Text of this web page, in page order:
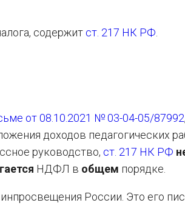
содержит ст. 217 НК РФ
от 08.10.2021 № 03-04-05/87992
доходов педагогических
руководство, ст. 217 НК РФ
НДФЛ в общем порядке.
России. Это его